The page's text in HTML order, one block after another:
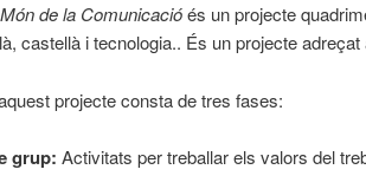
de la Comunicacióés un projecte
castellà i tecnologia.. És un projecte adreçat
projecte consta de tres fases:
grup: Activitats per treballar els valors del